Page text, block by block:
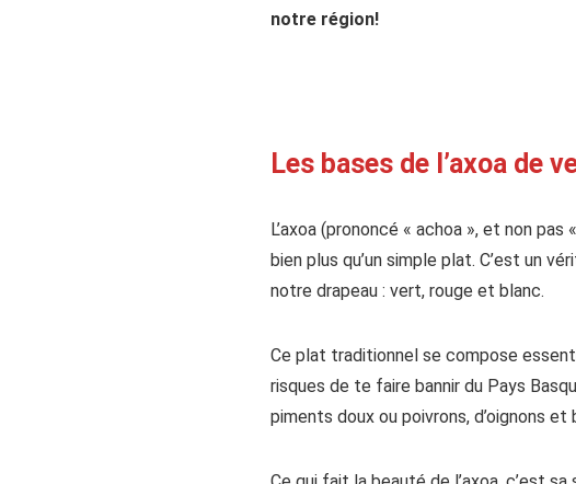
notre région!
Les bases de l’axoa de
L’axoa (prononcé « achoa », et non
bien plus qu’un simple plat. C’est un
notre drapeau : vert, rouge et blanc.
Ce plat traditionnel se compose
risques de te faire bannir du Pays
piments doux ou poivrons, d’oignons